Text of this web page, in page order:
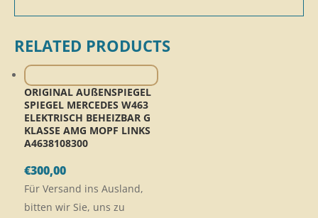
RELATED PRODUCTS
ORIGINAL AUßENSPIEGEL
SPIEGEL MERCEDES W463
ELEKTRISCH BEHEIZBAR G
KLASSE AMG MOPF LINKS
A4638108300
€300,00
Für Versand ins Ausland,
bitten wir Sie, uns zu